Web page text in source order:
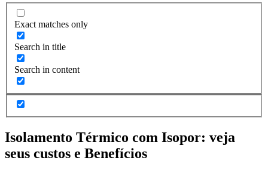
Exact matches only
Search in title
Search in content
Isolamento Térmico com Isopor: veja
seus custos e Benefícios